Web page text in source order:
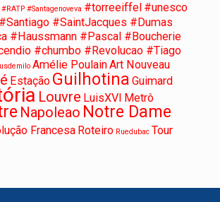
#RATP #Santagenoveva #torreeiffel #unesco
#SaintJacques #Dumas
#Haussmann #Pascal #Boucherie
#chumbo #Revolucao #Tiago
Amélie PoulainArt Nouveau
Estação Guilhotina Guimard
Louvre LuisXVI Metrô
Napoleao Notre Dame
Francesa Roteiro Ruedubac Tour